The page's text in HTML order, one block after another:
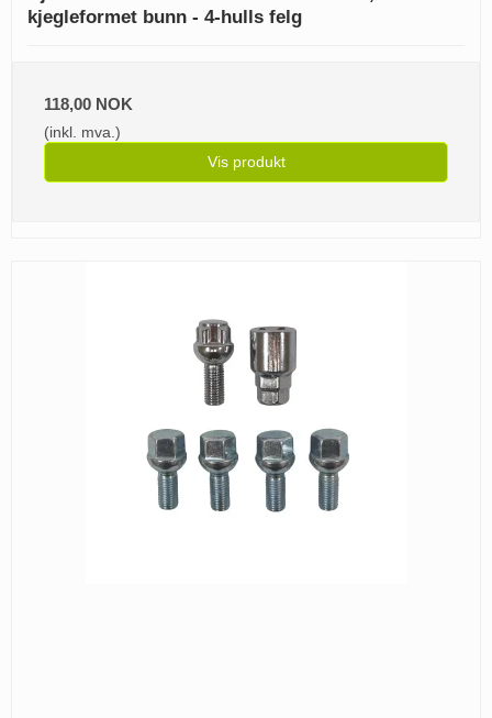
kjegleformet bunn - 4-hulls felg
118,00 NOK
(inkl. mva.)
Vis produkt